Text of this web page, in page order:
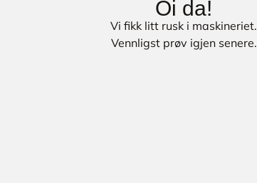
Oi da!
Vi fikk litt rusk i maskineriet.
Vennligst prøv igjen senere.